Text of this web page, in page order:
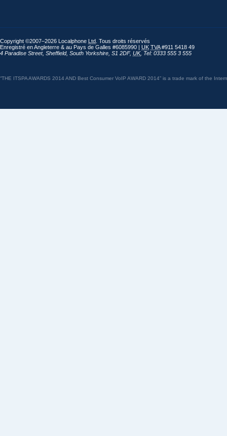
Copyright ©2007–2026 Localphone Ltd . Tous droits réservés
Enregistré en Angleterre & au Pays de Galles #6085990 | UK TVA#911 5418 49
4 Paradise Street, Sheffield, South Yorkshire S1 2DF, UK, Tel: 0333 555 3 555
“THE ITSPA AWARDS 2014 AND Best Consumer VoIP AWARD 2014” is a trade mark of the